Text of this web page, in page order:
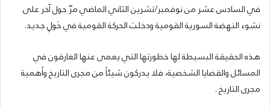
في السادس عشر من نوفمبر/تشرين الثاني الماضي مرّ حول آخر على
نشوء النهضة السورية القومية ودخلت الحركة القومية في حَولٍ جديد.
هذه الحقيقة البسيطة لها خطورتها التي يعمى عنها الغارقون في
المسائل والقضايا الشخصية، فلا يدركون شيئاً من مجرى التاريخ وأهمية
مجرى التاريخ .